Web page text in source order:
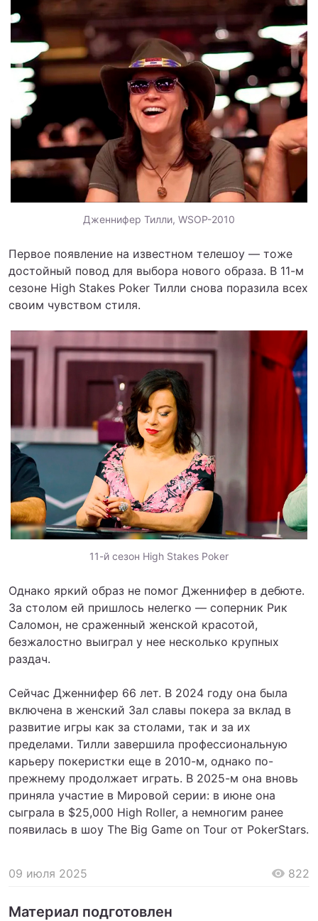
Дженнифер Тилли, WSOP-2010
Первое появление на известном телешоу — тоже
достойный повод для выбора нового образа. В 11-м
сезоне High Stakes Poker Тилли снова поразила всех
своим чувством стиля.
11-й сезон High Stakes Poker
Однако яркий образ не помог Дженнифер в дебюте.
За столом ей пришлось нелегко — соперник Рик
Саломон, не сраженный женской красотой,
безжалостно выиграл у нее несколько крупных
раздач.
Сейчас Дженнифер 66 лет. В 2024 году она была
включена в женский Зал славы покера за вклад в
развитие игры как за столами, так и за их
пределами. Тилли завершила профессиональную
карьеру покеристки еще в 2010-м, однако по-
прежнему продолжает играть. В 2025-м она вновь
приняла участие в Мировой серии: в июне она
сыграла в $25,000 High Roller, а немногим ранее
появилась в шоу The Big Game on Tour от PokerStars.
09 июля 2025 822
Материал подготовлен